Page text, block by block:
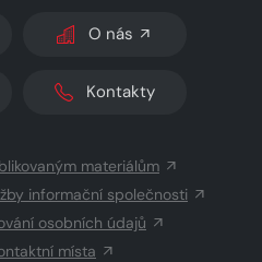
O nás
Kontakty
materiálům
informační společnosti
osobních údajů
místa